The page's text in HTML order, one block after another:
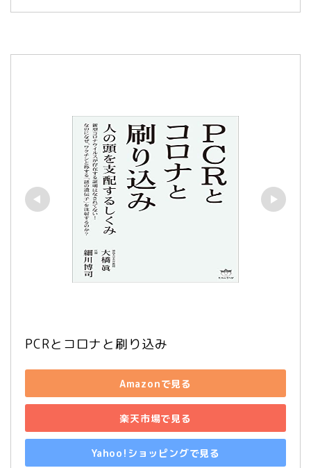
PCRとコロナと刷り込み
Amazonで見る
楽天市場で見る
Yahoo!ショッピングで見る